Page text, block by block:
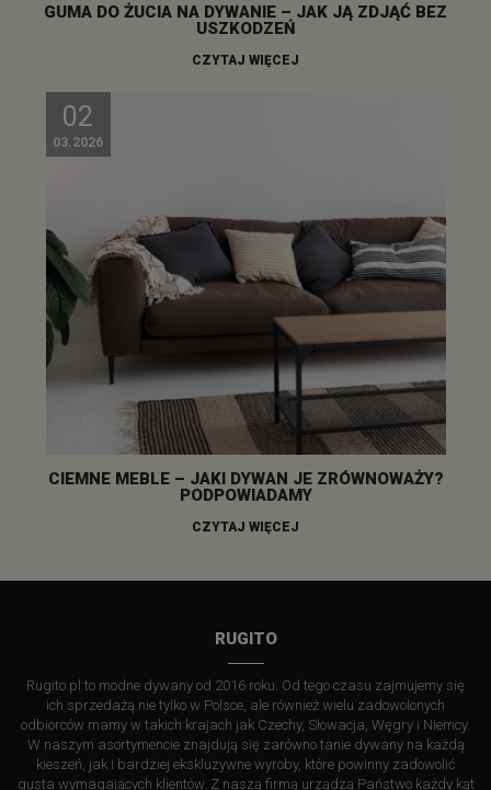
GUMA DO ŻUCIA NA DYWANIE – JAK JĄ ZDJĄĆ BEZ
USZKODZEŃ
CZYTAJ WIĘCEJ
02
03.2026
CIEMNE MEBLE – JAKI DYWAN JE ZRÓWNOWAŻY?
PODPOWIADAMY
CZYTAJ WIĘCEJ
RUGITO
Rugito.pl to modne dywany od 2016 roku. Od tego czasu zajmujemy się
ich sprzedażą nie tylko w Polsce, ale również wielu zadowolonych
odbiorców mamy w takich krajach jak Czechy, Słowacja, Węgry i Niemcy.
W naszym asortymencie znajdują się zarówno tanie dywany na każdą
kieszeń, jak i bardziej ekskluzywne wyroby, które powinny zadowolić
gusta wymagających klientów. Z naszą firmą urządzą Państwo każdy kąt